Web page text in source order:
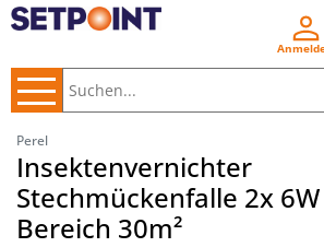
Perel
Insektenvernichter
Stechmückenfalle 2x
Bereich 30m²